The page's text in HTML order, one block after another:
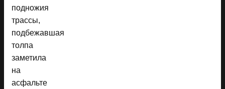
подножия
трассы,
подбежавшая
толпа
заметила
на
асфальте